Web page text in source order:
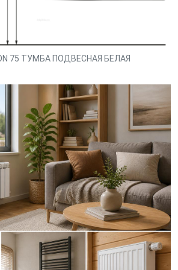
75 ТУМБА ПОДВЕСНАЯ БЕЛАЯ